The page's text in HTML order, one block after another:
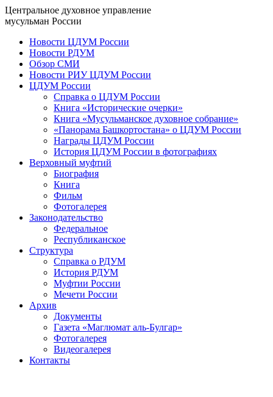
Центральное духовное управление
мусульман России
Новости ЦДУМ России
Новости РДУМ
Обзор СМИ
Новости РИУ ЦДУМ России
ЦДУМ России
Справка о ЦДУМ России
Книга «Исторические очерки»
Книга «Мусульманское духовное собрание»
«Панорама Башкортостана» о ЦДУМ России
Награды ЦДУМ России
История ЦДУМ России в фотографиях
Верховный муфтий
Биография
Книга
Фильм
Фотогалерея
Законодательство
Федеральное
Республиканское
Структура
Справка о РДУМ
История РДУМ
Муфтии России
Мечети России
Архив
Документы
Газета «Маглюмат аль-Булгар»
Фотогалерея
Видеогалерея
Контакты